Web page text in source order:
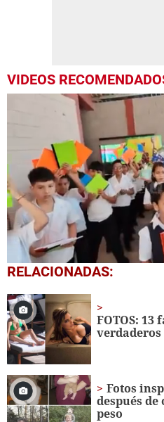
VIDEOS
0
seconds
1
minute,
56
seconds
RELACIONADAS:
FOTOS: 13
verdaderos
Fotos
después
peso